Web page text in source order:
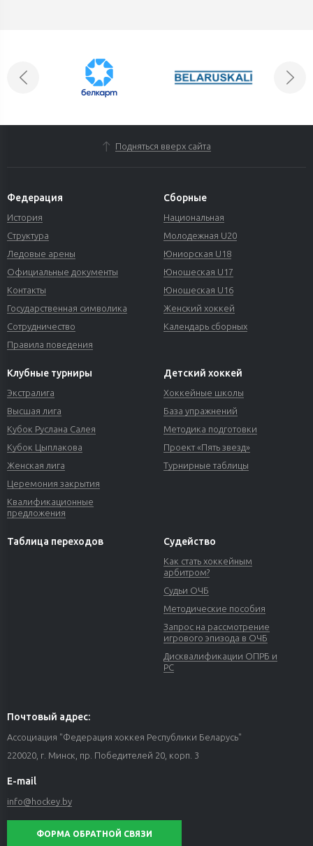
Подняться вверх сайта
Федерация
История
Структура
Ледовые арены
Официальные документы
Контакты
Государственная символика
Сотрудничество
Правила поведения
Сборные
Национальная
Молодежная U20
Юниорская U18
Юношеская U17
Юношеская U16
Женский хоккей
Календарь сборных
Клубные турниры
Экстралига
Высшая лига
Кубок Руслана Салея
Кубок Цыплакова
Женская лига
Церемония закрытия
Квалификационные
предложения
Детский хоккей
Хоккейные школы
База упражнений
Методика подготовки
Проект «Пять звезд»
Турнирные таблицы
Таблица переходов Судейство
Как стать хоккейным
арбитром?
Судьи ОЧБ
Методические пособия
Запрос на рассмотрение
игрового эпизода в ОЧБ
Дисквалификации ОПРБ и
РС
Почтовый адрес:
Ассоциация "Федерация хоккея Республики Беларусь"
220020, г. Минск, пр. Победителей 20, корп. 3
E-mail
info@hockey.by
ФОРМА ОБРАТНОЙ СВЯЗИ